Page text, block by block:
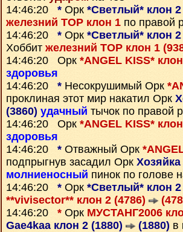
14:46:20 * Орк *Светлый* клон 2
железний ТОР клон 1 по правой
14:46:20 * Орк *Светлый* клон 2
Хоббит железний ТОР клон 1
14:46:20 Орк *ANGEL KISS*
здоровья
14:46:20 * Несокрушимый Орк
проклиная этот мир накатил Орк
(3860) удачный тычок по правой
14:46:20 Орк *ANGEL KISS*
здоровья
14:46:20 * Отважный Орк
подпрыгнув засадил Орк
молниеносный пинок по голове
14:46:20 * Орк *Светлый* клон 2
**vivisector** клон 2 (4786)
14:46:20 * Орк МУСТАНГ2006
Gae4kaa клон 2 (1880)
(1880) в